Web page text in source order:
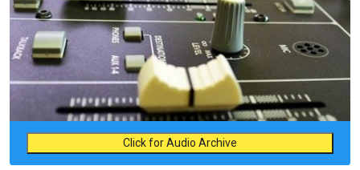
Click for Audio Archive